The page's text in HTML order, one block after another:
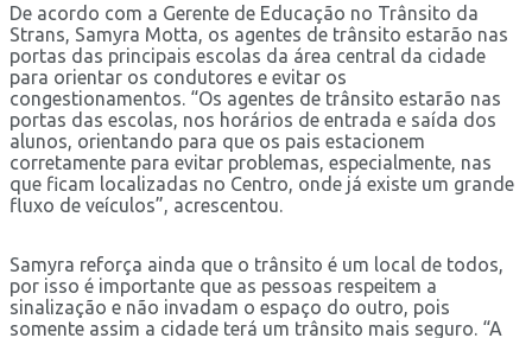
De acordo com a Gerente de Educação no Trânsito da
Strans, Samyra Motta, os agentes de trânsito estarão nas
portas das principais escolas da área central da cidade
para orientar os condutores e evitar os
congestionamentos. “Os agentes de trânsito estarão nas
portas das escolas, nos horários de entrada e saída dos
alunos, orientando para que os pais estacionem
corretamente para evitar problemas, especialmente, nas
que ficam localizadas no Centro, onde já existe um grande
fluxo de veículos”, acrescentou.
Samyra reforça ainda que o trânsito é um local de todos,
por isso é importante que as pessoas respeitem a
sinalização e não invadam o espaço do outro, pois
somente assim a cidade terá um trânsito mais seguro. “A